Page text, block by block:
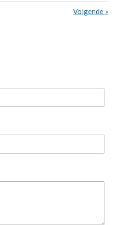
Volgende »